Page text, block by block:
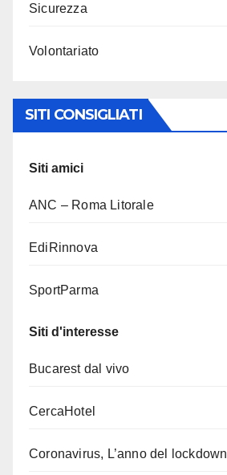
Sicurezza
Volontariato
SITI CONSIGLIATI
Siti amici
ANC – Roma Litorale
EdiRinnova
SportParma
Siti d'interesse
Bucarest dal vivo
CercaHotel
Coronavirus, L’anno del lockdown